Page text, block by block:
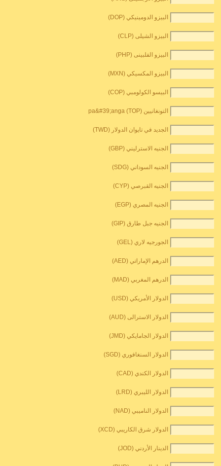
البيزو الدومينيكي (DOP)
البيزو الشيلى (CLP)
البيزو الفلبينى (PHP)
البيزو المكسيكي (MXN)
البيسو الكولومبي (COP)
التونغانيين pa&#39;anga (TOP)
الجديد في تايوان الدولار (TWD)
الجنيه الاسترليني (GBP)
الجنيه السوداني (SDG)
الجنيه القبرصي (CYP)
الجنيه المصري (EGP)
الجنيه جبل طارق (GIP)
الجورجيه لاري (GEL)
الدرهم الإماراتي (AED)
الدرهم المغربي (MAD)
الدولار الأمريكي (USD)
الدولار الاسترالى (AUD)
الدولار الجامايكي (JMD)
الدولار السنغافوري (SGD)
الدولار الكندي (CAD)
الدولار الليبري (LRD)
الدولار الناميبي (NAD)
الدولار شرق الكاريبي (XCD)
الدينار الأردني (JOD)